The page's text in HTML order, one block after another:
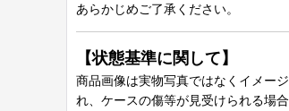
あらかじめご了承ください。
【状態基準に関して】
商品画像は実物写真ではなくイメー
れ、ケースの傷等が見受けられる場